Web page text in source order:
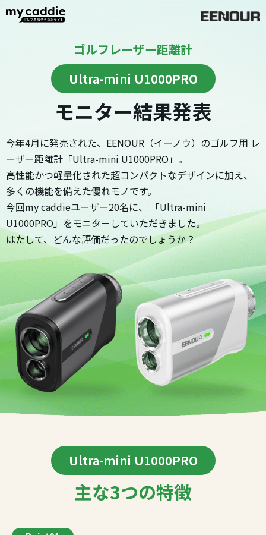
ゴルフレーザー距離計
Ultra-mini U1000PRO
モニター結果発表
今年4月に発売された、EENOUR（イーノウ）のゴルフ用 レ
ーザー距離計「Ultra-mini U1000PRO」。
高性能かつ軽量化された超コンパクトなデザインに加え、
多くの機能を備えた優れモノです。
今回my caddieユーザー20名に、「Ultra-mini
U1000PRO」をモニターしていただきました。
はたして、どんな評価だったのでしょうか？
Ultra-mini U1000PRO
主な3つの特徴